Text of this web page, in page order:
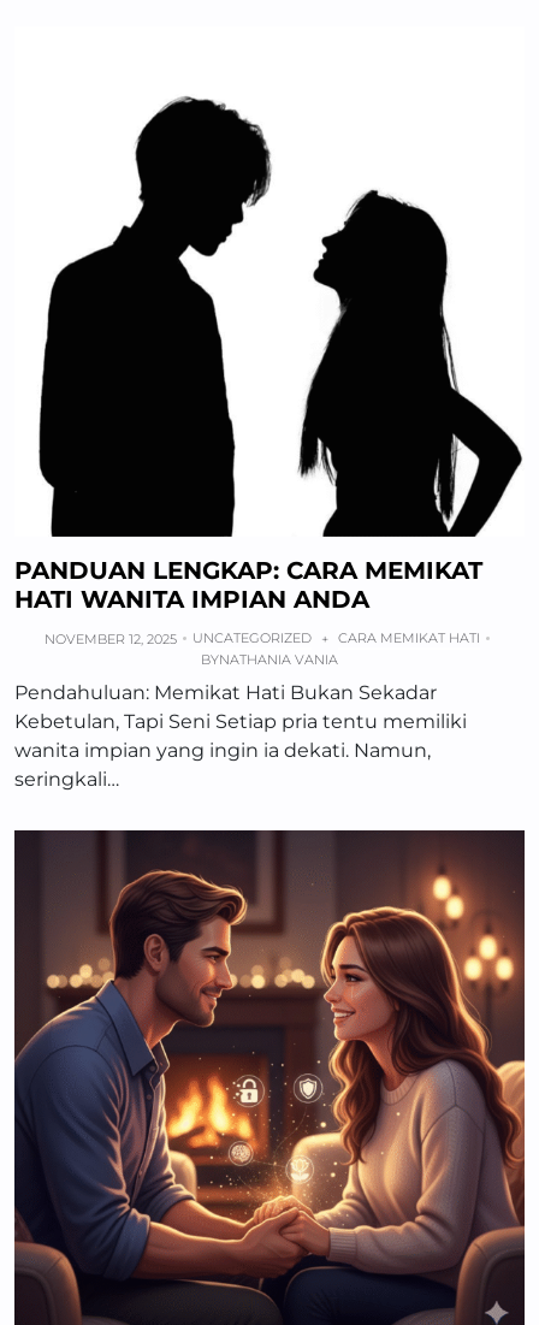
PANDUAN LENGKAP: CARA MEMIKAT
HATI WANITA IMPIAN ANDA
NOVEMBER 12, 2025 UNCATEGORIZED +
CARA MEMIKAT HATI
BYNATHANIA VANIA
Pendahuluan: Memikat Hati Bukan Sekadar
Kebetulan, Tapi Seni Setiap pria tentu memiliki
wanita impian yang ingin ia dekati. Namun,
seringkali…